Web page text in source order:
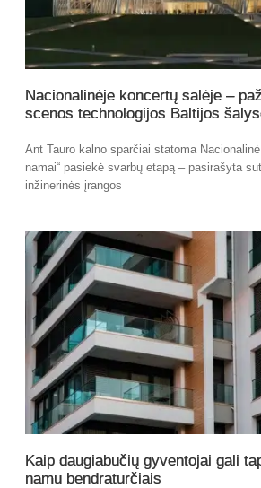
Nacionalinėje koncertų salėje –
scenos technologijos Baltijos
Ant Tauro kalno sparčiai statoma
namai“ pasiekė svarbų etapą – pasirašyta
inžinerinės įrangos
Kaip daugiabučių gyventojai gali
namu bendraturčiais